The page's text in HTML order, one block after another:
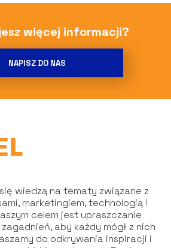
więcej informacji?
NAPISZ DO NAS
wiedzą na tematy związane z
marketingiem, technologią i
celem jest upraszczanie
aby każdy mógł z nich
do odkrywania inspiracji i